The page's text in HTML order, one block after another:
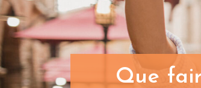
Que